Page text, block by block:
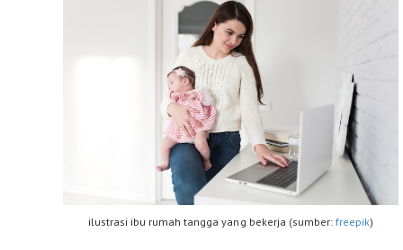
ilustrasi ibu rumah tangga yang bekerja (sumber:freepik)